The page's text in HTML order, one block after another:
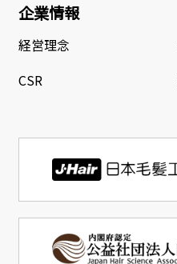
企業情報
経営理念
CSR